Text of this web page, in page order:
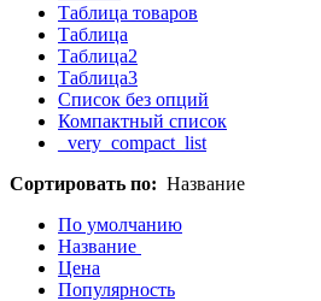
Таблица товаров
Таблица
Таблица2
Таблица3
Список без опций
Компактный список
_very_compact_list
Сортировать по: Название
По умолчанию
Название
Цена
Популярность